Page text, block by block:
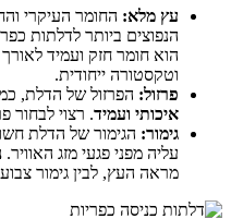
עץ מלא: החומר העיקרי
הנפוצים ביותר לדלתות
הוא חומר חזק ועמיד
וטקסטורה ייחודית.
פרזול: הפרזול של הדלת,
איכותי ועמיד. רצוי לבחור
גימור: הגימור של הדלת
עליה מפני פגעי מזג האוויר.
מראה העץ, לבין גימור צבוע